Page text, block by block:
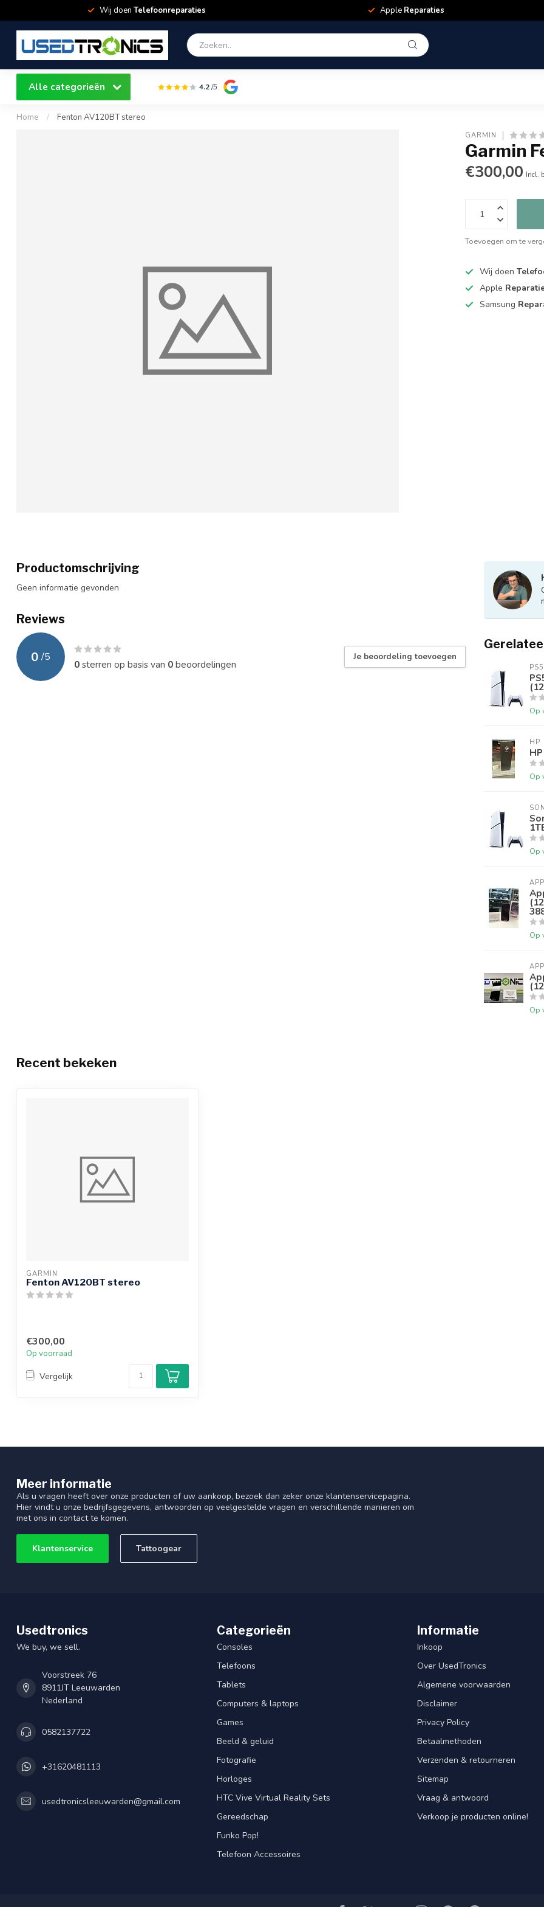
Wij doen Telefoonreparaties Apple Reparaties
Alle categorieën 4.2/5
Home / Fenton AV120BT stereo
GARMIN
Garmin
€300,00 Incl.
Toevoegen om te
Wij doen
Apple
Samsung
Productomschrijving
Geen informatie gevonden
Reviews
0 /5
0sterren op basis van 0beoordelingen
Je beoordeling toevoegen
PS5
Op
HP
Op
Op
Op
Op
Recent bekeken
GARMIN
Fenton AV120BT stereo
€300,00
Op voorraad
Vergelijk
Meer informatie
Als u vragen heeft over onze producten of uw aankoop, bezoek dan zeker onze klantenservicepagina.
Hier vindt u onze bedrijfsgegevens, antwoorden op veelgestelde vragen en verschillende manieren om
met ons in contact te komen.
Klantenservice Tattoogear
Usedtronics
We buy, we sell.
Voorstreek 76
8911JT Leeuwarden
Nederland
0582137722
+31620481113
usedtronicsleeuwarden@gmail.com
Categorieën
Consoles
Telefoons
Tablets
Computers & laptops
Games
Beeld & geluid
Fotografie
Horloges
HTC Vive Virtual Reality Sets
Gereedschap
Funko Pop!
Telefoon Accessoires
Informatie
Inkoop
Over UsedTronics
Algemene voorwaarden
Disclaimer
Privacy Policy
Betaalmethoden
Verzenden & retourneren
Sitemap
Vraag & antwoord
Verkoop je producten online!